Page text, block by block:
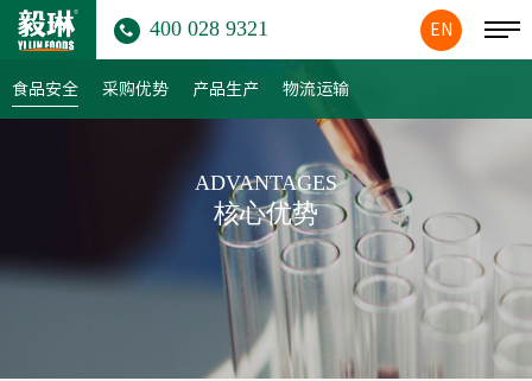
400 028 9321 EN
ADVANTAGES
核心优势
食品安全 采购优势 产品生产 物流运输